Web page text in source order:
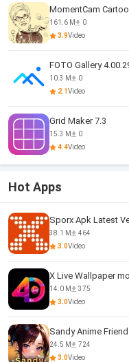
MomentCam
161.6 M
0
3.9Video
FOTO Gallery
10.3 M
0
2.1Video
Grid Maker 7.3
15.3 M
0
4.4Video
Hot Apps
Sporx Apk Latest
38.1 M
464
3.0Video
X Live Wallpaper
14.0 M
375
3.0Video
Sandy Anime
24.5 M
724
3.0Video